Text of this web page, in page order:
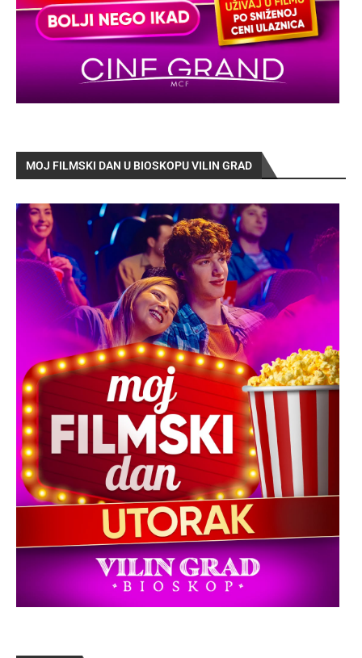
MOJ FILMSKI DAN U BIOSKOPU VILIN GRAD